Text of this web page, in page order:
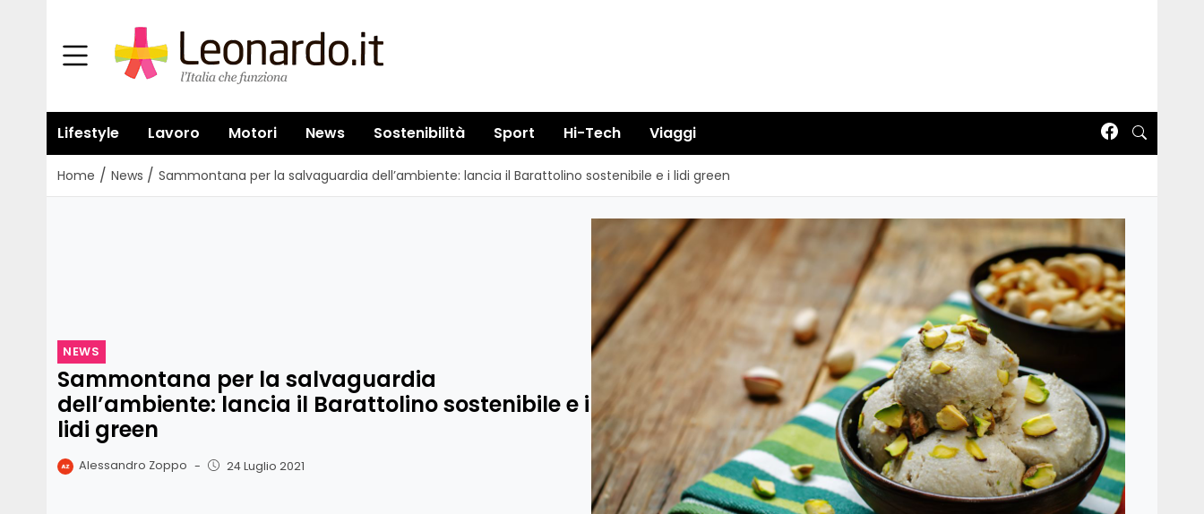
Lifestyle Lavoro Motori News Sostenibilità Sport Hi-Tech Viaggi
Home / News / Sammontana per la salvaguardia dell’ambiente: lancia il Barattolino sostenibile e i lidi green
NEWS
Sammontana per la salvaguardia
dell’ambiente: lancia il Barattolino sostenibile e i
lidi green
Alessandro Zoppo - 24 Luglio 2021